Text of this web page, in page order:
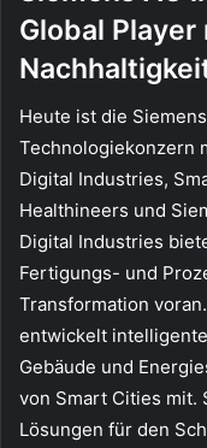
Global
Heute ist die
Technologiekonzern
Digital Industries,
Healthineers und
Digital Industries
Fertigungs- und
Transformation
entwickelt
Gebäude und
von Smart Cities mit.
Lösungen für den